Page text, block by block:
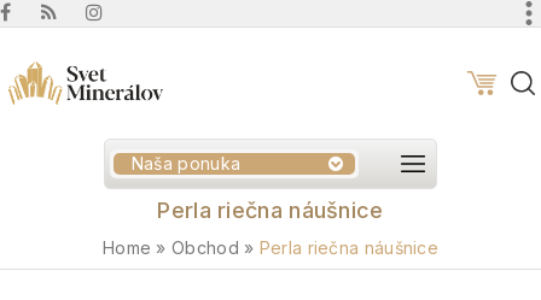
Naša ponuka
Perla riečna náušnice
Home »Obchod » Perla riečna náušnice